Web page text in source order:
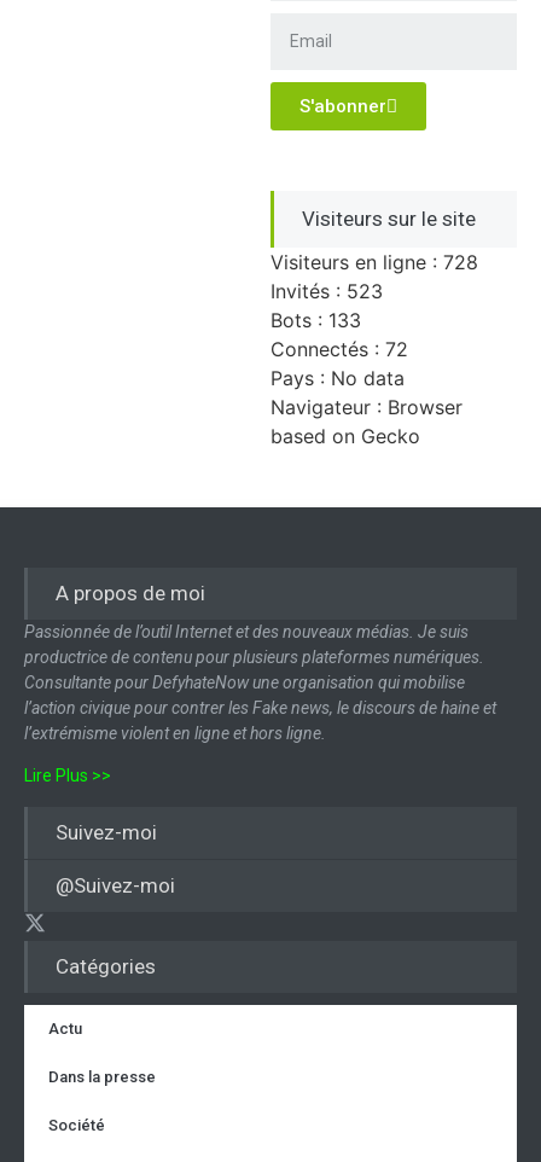
S'abonner
Visiteurs sur le site
Visiteurs en ligne : 728
Invités : 523
Bots : 133
Connectés : 72
Pays : No data
Navigateur : Browser
based on Gecko
Catégories
Actu
Dans la presse
Société
A propos de moi
Passionnée de l’outil Internet et des nouveaux médias. Je suis
productrice de contenu pour plusieurs plateformes numériques.
Consultante pour DefyhateNow une organisation qui mobilise
l’action civique pour contrer les Fake news, le discours de haine et
l’extrémisme violent en ligne et hors ligne.
Lire Plus >>
Suivez-moi
@Suivez-moi